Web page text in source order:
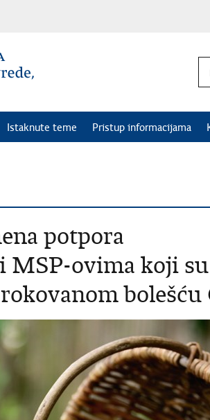
Istaknute teme Pristup informacijama
potpora
ovima koji su
bolešću